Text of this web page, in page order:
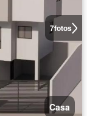
7fotos
Casa